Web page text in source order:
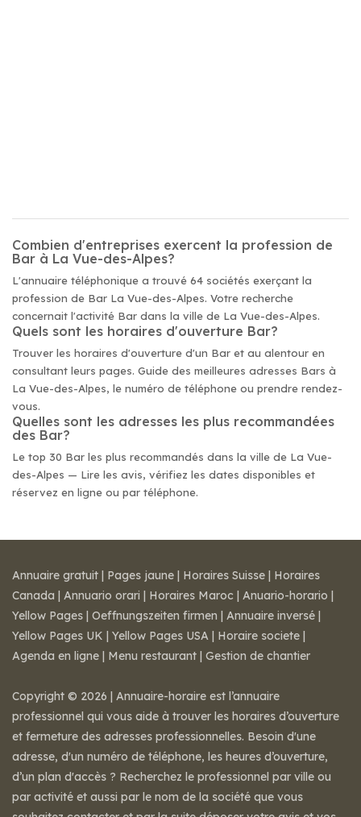
Combien d'entreprises exercent la profession de
Bar à La Vue-des-Alpes?
L'annuaire téléphonique a trouvé 64 sociétés exerçant la
profession de Bar La Vue-des-Alpes. Votre recherche
concernait l'activité Bar dans la ville de La Vue-des-Alpes.
Quels sont les horaires d'ouverture Bar?
Trouver les horaires d'ouverture d'un Bar et au alentour en
consultant leurs pages. Guide des meilleures adresses Bars à
La Vue-des-Alpes, le numéro de téléphone ou prendre rendez-
vous.
Quelles sont les adresses les plus recommandées
des Bar?
Le top 30 Bar les plus recommandés dans la ville de La Vue-
des-Alpes — Lire les avis, vérifiez les dates disponibles et
réservez en ligne ou par téléphone.
Annuaire gratuit | Pages jaune | Horaires Suisse | Horaires
Canada | Annuario orari | Horaires Maroc | Anuario-horario |
Yellow Pages | Oeffnungszeiten firmen | Annuaire inversé |
Yellow Pages UK | Yellow Pages USA | Horaire societe |
Agenda en ligne | Menu restaurant | Gestion de chantier
Copyright © 2026 | Annuaire-horaire est l’annuaire
professionnel qui vous aide à trouver les horaires d’ouverture
et fermeture des adresses professionnelles. Besoin d'une
adresse, d'un numéro de téléphone, les heures d’ouverture,
d’un plan d'accès ? Recherchez le professionnel par ville ou
par activité et aussi par le nom de la société que vous